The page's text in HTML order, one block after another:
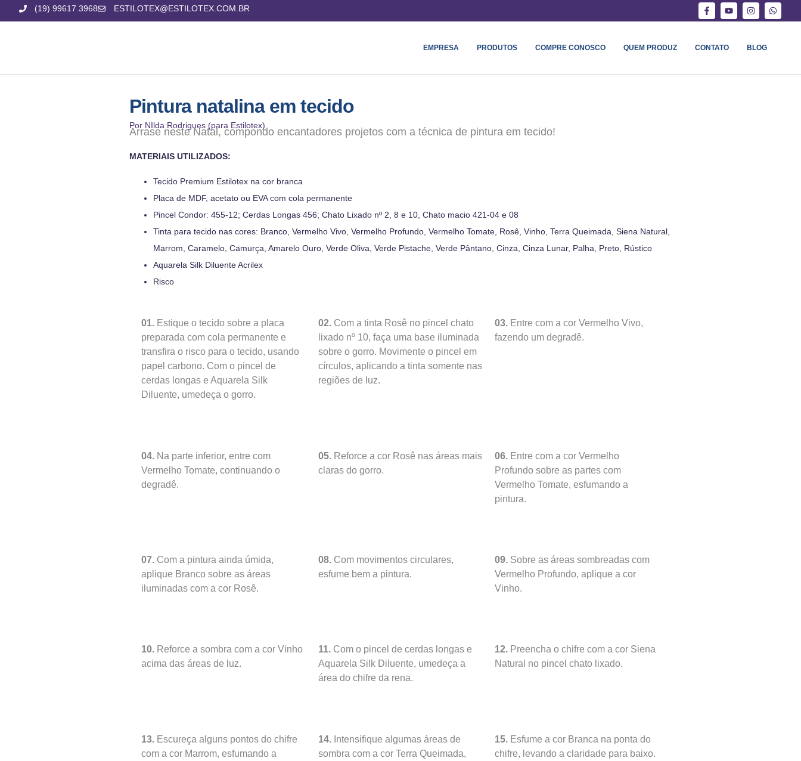
(19) 99617.3968 ESTILOTEX@ESTILOTEX.COM.BR
EMPRESA PRODUTOS COMPRE CONOSCO QUEM PRODUZ CONTATO BLOG
Pintura natalina em tecido
Por NIlda Rodrigues (para Estilotex)
Arrase neste Natal, compondo encantadores projetos com a técnica de pintura em tecido!
MATERIAIS UTILIZADOS:
Tecido Premium Estilotex na cor branca
Placa de MDF, acetato ou EVA com cola permanente
Pincel Condor: 455-12; Cerdas Longas 456; Chato Lixado nº 2, 8 e 10, Chato macio 421-04 e 08
Tinta para tecido nas cores: Branco, Vermelho Vivo, Vermelho Profundo, Vermelho Tomate, Rosê, Vinho, Terra Queimada, Siena Natural,
Marrom, Caramelo, Camurça, Amarelo Ouro, Verde Oliva, Verde Pistache, Verde Pântano, Cinza, Cinza Lunar, Palha, Preto, Rústico
Aquarela Silk Diluente Acrilex
Risco
01. Estique o tecido sobre a placa
preparada com cola permanente e
transfira o risco para o tecido, usando
papel carbono. Com o pincel de
cerdas longas e Aquarela Silk
Diluente, umedeça o gorro.
02.Com a tinta Rosê no pincel chato
lixado nº 10, faça uma base iluminada
sobre o gorro. Movimente o pincel em
círculos, aplicando a tinta somente nas
regiões de luz.
03. Entre com a cor Vermelho Vivo,
fazendo um degradê.
04. Na parte inferior, entre com
Vermelho Tomate, continuando o
degradê.
05.Reforce a cor Rosê nas áreas mais
claras do gorro.
06. Entre com a cor Vermelho
Profundo sobre as partes com
Vermelho Tomate, esfumando a
pintura.
07. Com a pintura ainda úmida,
aplique Branco sobre as áreas
iluminadas com a cor Rosê.
08.Com movimentos circulares,
esfume bem a pintura.
09. Sobre as áreas sombreadas com
Vermelho Profundo, aplique a cor
Vinho.
10. Reforce a sombra com a cor Vinho
acima das áreas de luz.
11.Com o pincel de cerdas longas e
Aquarela Silk Diluente, umedeça a
área do chifre da rena.
12. Preencha o chifre com a cor Siena
Natural no pincel chato lixado.
13. Escureça alguns pontos do chifre
com a cor Marrom, esfumando a
14.Intensifique algumas áreas de
sombra com a cor Terra Queimada,
15. Esfume a cor Branca na ponta do
chifre, levando a claridade para baixo.